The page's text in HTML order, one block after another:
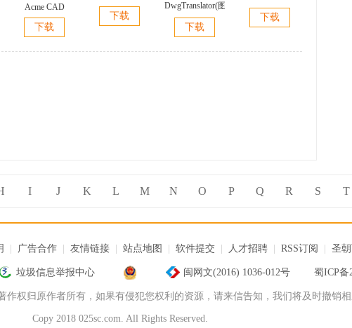
Acme CAD
Converter 2017
v8.8.7 简体中文
下载
中文特别版
下载
DwgTranslator(图
纸翻译专家)
v2.5 官方版
下载
3D 2016 简体中
文版
下载
I J K L M N O P Q R S T
广告合作 友情链接 站点地图 软件提交 人才招聘 RSS订阅 圣
垃圾信息举报中心 闽网文(2016) 1036-012号 蜀ICP备
作权归原作者所有，如果有侵犯您权利的资源，请来信告知，我们将及时撤销相
Copy 2018 025sc.com. All Rights Reserved.